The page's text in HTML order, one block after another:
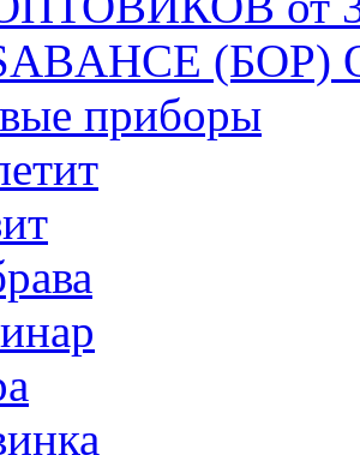
(БОР)
приборы